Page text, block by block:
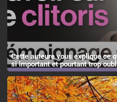
Cette auteure vous explique ce
si important et pourtant trop